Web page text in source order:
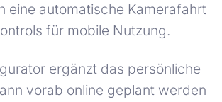
eine automatische Kamerafahrt
für mobile Nutzung.
ergänzt das persönliche
vorab online geplant werden